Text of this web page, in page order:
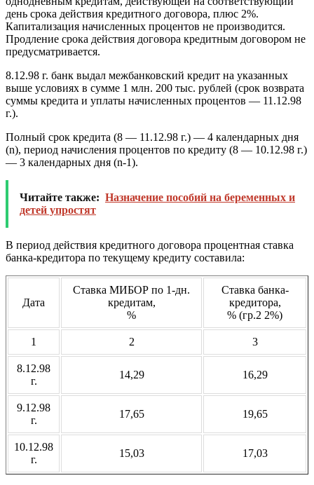
день срока действия кредитного договора, плюс 2%.
Капитализация начисленных процентов не производится.
Продление срока действия договора кредитным договором не
предусматривается.
8.12.98 г. банк выдал межбанковский кредит на указанных
выше условиях в сумме 1 млн. 200 тыс. рублей (срок возврата
суммы кредита и уплаты начисленных процентов — 11.12.98
г.).
Полный срок кредита (8 — 11.12.98 г.) — 4 календарных дня
(n), период начисления процентов по кредиту (8 — 10.12.98 г.)
— 3 календарных дня (n-1).
Читайте также: Назначение пособий на беременных и
детей упростят
В период действия кредитного договора процентная ставка
банка-кредитора по текущему кредиту составила:
Дата
Ставка МИБОР по 1-дн.
кредитам,
%
Ставка банка-
кредитора,
% (гр.2 2%)
1 2 3
8.12.98
г.
14,29 16,29
9.12.98
г.
17,65 19,65
10.12.98
г.
15,03 17,03